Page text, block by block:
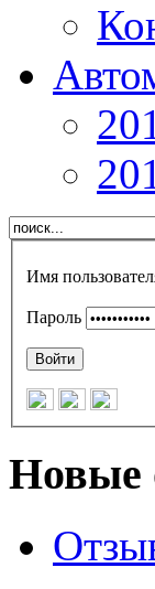
Имя
Пароль
Новые